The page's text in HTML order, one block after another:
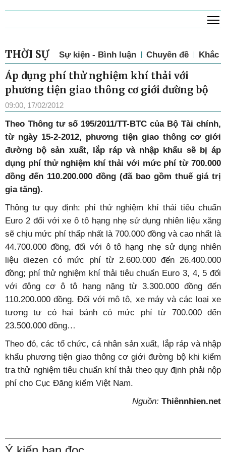
THỜI SỰ Sự kiện - Bình luận Chuyên đề Khắc
Áp dụng phí thử nghiệm khí thải với
phương tiện giao thông cơ giới đường bộ
09:00, 17/02/2012
Theo Thông tư số 195/2011/TT-BTC của Bộ Tài chính,
từ ngày 15-2-2012, phương tiện giao thông cơ giới
đường bộ sản xuất, lắp ráp và nhập khẩu sẽ bị áp
dụng phí thử nghiệm khí thải với mức phí từ 700.000
đồng đến 110.200.000 đồng (đã bao gồm thuế giá trị
gia tăng).
Thông tư quy định: phí thử nghiệm khí thải tiêu chuẩn
Euro 2 đối với xe ô tô hạng nhẹ sử dụng nhiên liệu xăng
sẽ chịu mức phí thấp nhất là 700.000 đồng và cao nhất là
44.700.000 đồng, đối với ô tô hạng nhẹ sử dụng nhiên
liệu diezen có mức phí từ 2.600.000 đến 26.400.000
đồng; phí thử nghiệm khí thải tiêu chuẩn Euro 3, 4, 5 đối
với động cơ ô tô hạng nặng từ 3.300.000 đồng đến
110.200.000 đồng. Đối với mô tô, xe máy và các loại xe
tương tự có hai bánh có mức phí từ 700.000 đến
23.500.000 đồng…
Theo đó, các tổ chức, cá nhân sản xuất, lắp ráp và nhập
khẩu phương tiện giao thông cơ giới đường bộ khi kiểm
tra thử nghiệm tiêu chuẩn khí thải theo quy định phải nộp
phí cho Cục Đăng kiểm Việt Nam.
Nguồn: Thiênnhien.net